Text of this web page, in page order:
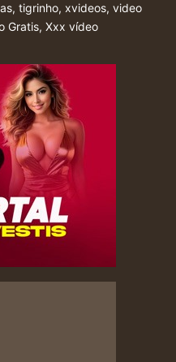
, tigrinho, xvideos, video
Gratis, Xxx vídeo